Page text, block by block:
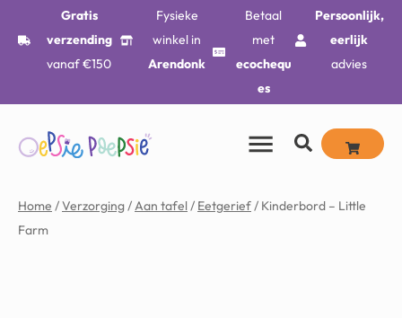
Gratis
verzending
vanaf €150
Fysieke
winkel in
Arendonk
Betaal
met
ecochequ
es
Persoonlijk,
eerlijk
advies
Home /Verzorging/Aan tafel/ Eetgerief/ Kinderbord – Little
Farm